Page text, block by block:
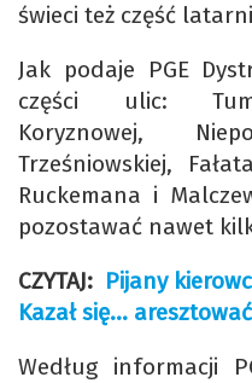
świeci też część
Jak podaje PGE
części ulic:
Koryznowej,
Trześniowskiej,
Ruckemana i
pozostawać nawet
CZYTAJ: Pijany
Kazał się… aresztować
Według informacji